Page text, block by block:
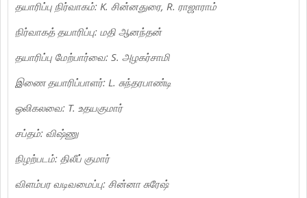
தயாரிப்பு நிர்வாகம்: K. சின்னதுரை, R. ராஜாராம்
நிர்வாகத் தயாரிப்பு: மதி ஆனந்தன்
தயாரிப்பு மேற்பார்வை: S. அழகர்சாமி
இணை தயாரிப்பாளர்: L. சுந்தரபாண்டி
ஒலிகலவை: T. உதயகுமார்
சப்தம்: விஷ்ணு
நிழற்படம்: திலீப் குமார்
விளம்பர வடிவமைப்பு: சின்னா சுரேஷ்